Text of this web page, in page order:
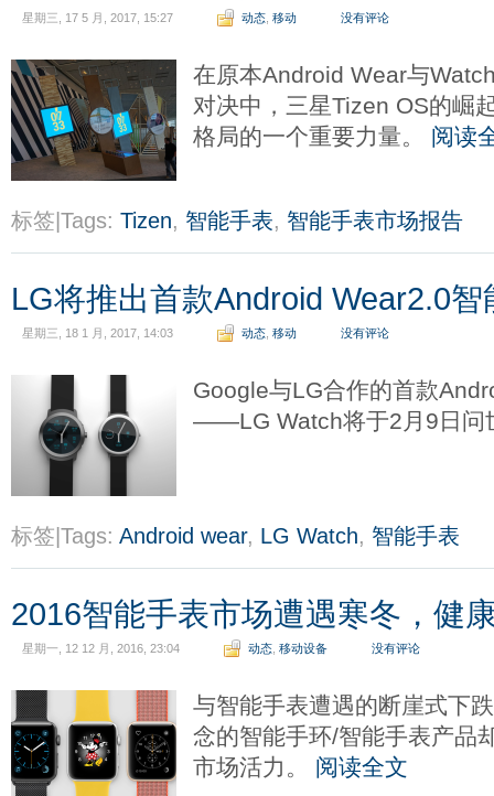
星期三, 17 5 月, 2017, 15:27 动态 移动 没有评论
在原本Android Wear与
对决中，三星Tizen OS的崛
格局的一个重要力量。 阅读
标签|Tags: Tizen, 智能手表, 智能手表市场报告
LG将推出首款Android Wear2.0智
星期三, 18 1 月, 2017, 14:03 动态 移动 没有评论
Google与LG合作的首款
——LG Watch将于2月9日
标签|Tags: Android wear, LG Watch, 智能手表
2016智能手表市场遭遇寒冬，健
星期一, 12 12 月, 2016, 23:04 动态 移动设备 没有评论
与智能手表遭遇的断崖式下
念的智能手环/智能手表产品
市场活力。 阅读全文